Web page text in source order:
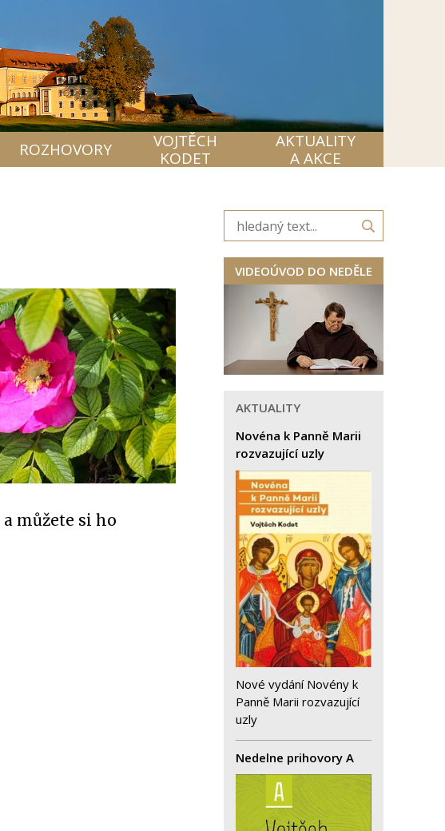
ROZHOVORY
VOJTĚCH
KODET
AKTUALITY
A AKCE
a můžete si ho
VIDEOÚVOD DO NEDĚLE
AKTUALITY
Novéna k Panně Marii
rozvazující uzly
Nové vydání Novény k
Panně Marii rozvazující
uzly
Nedelne prihovory A